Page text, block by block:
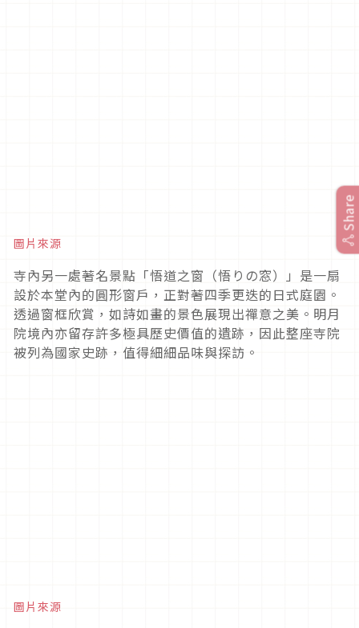
圖片來源
寺內另一處著名景點「悟道之窗（悟りの窓）」是一扇
設於本堂內的圓形窗戶，正對著四季更迭的日式庭園。
透過窗框欣賞，如詩如畫的景色展現出禪意之美。明月
院境內亦留存許多極具歷史價值的遺跡，因此整座寺院
被列為國家史跡，值得細細品味與探訪。
圖片來源
Share